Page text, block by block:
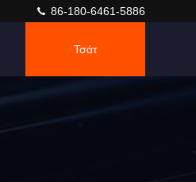
86-180-6461-5886
Τσάτ